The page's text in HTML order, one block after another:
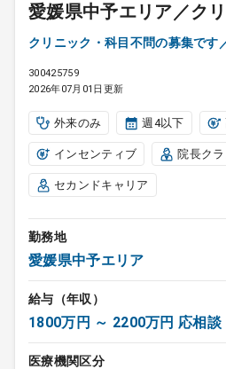
愛媛県中予エリア／ク
クリニック・科目不問の募集です
300425759
2026年07月01日更新
外来のみ 週4以下
インセンティブ 院長ク
セカンドキャリア
勤務地
愛媛県中予エリア
給与（年収）
1800万円 ～ 2200万円 応相談
医療機関区分